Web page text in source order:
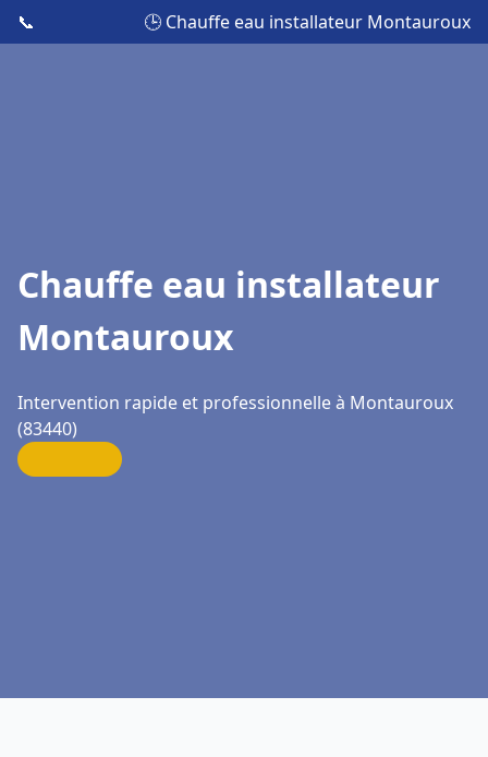
📞 🕒 Chauffe eau installateur Montauroux
Chauffe eau installateur
Montauroux
Intervention rapide et professionnelle à Montauroux
(83440)